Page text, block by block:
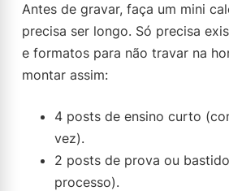
Antes de gravar, faça um mini
precisa ser longo. Só precisa
e formatos para não travar na
montar assim:
4 posts de ensino curto
vez).
2 posts de prova ou
processo).